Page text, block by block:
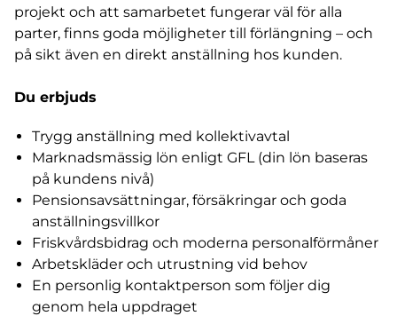
projekt och att samarbetet fungerar väl för alla
parter, finns goda möjligheter till förlängning – och
på sikt även en direkt anställning hos kunden.
Du erbjuds
Trygg anställning med kollektivavtal
Marknadsmässig lön enligt GFL (din lön baseras
på kundens nivå)
Pensionsavsättningar, försäkringar och goda
anställningsvillkor
Friskvårdsbidrag och moderna personalförmåner
Arbetskläder och utrustning vid behov
En personlig kontaktperson som följer dig
genom hela uppdraget